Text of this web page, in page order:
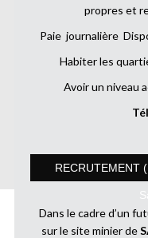
propres et
Paie journalière
Habiter les
Avoir un niveau
RECRUTEMENT
Dans le cadre d’un
sur le site minier de